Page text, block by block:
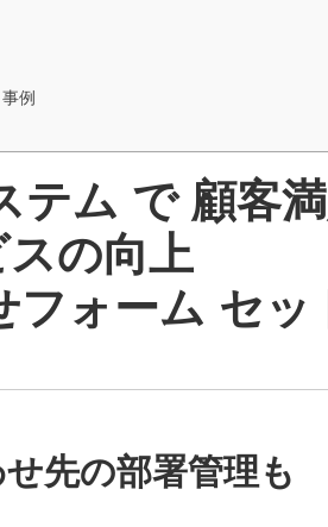
例
テム で 顧客
の向上
フォーム セッ
先の部署管理も